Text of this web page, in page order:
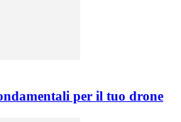
per il tuo drone